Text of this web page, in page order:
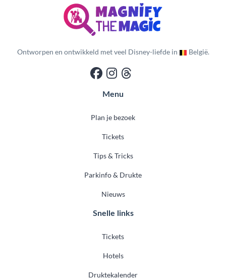
Ontworpen en ontwikkeld met veel Disney-liefde in België.
Menu
Plan je bezoek
Tickets
Tips & Tricks
Parkinfo & Drukte
Nieuws
Snelle links
Tickets
Hotels
Druktekalender